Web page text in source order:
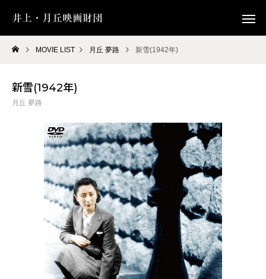
MOVIE LIST 月丘 夢路 新雪(1942年)
新雪(1942年)
月丘 夢路